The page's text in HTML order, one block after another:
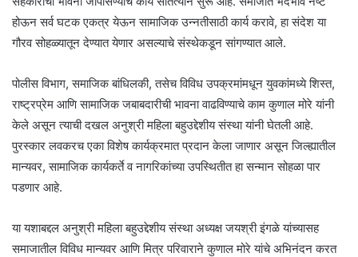
होऊन सर्व घटक एकत्र येऊन सामाजिक उन्नतीसाठी कार्य करावे, हा संदेश या
गौरव सोहळ्यातून देण्यात येणार असल्याचे संस्थेकडून सांगण्यात आले.
पोलीस विभाग, समाजिक बांधिलकी, तसेच विविध उपक्रमांमधून युवकांमध्ये शिस्त,
राष्ट्रप्रेम आणि सामाजिक जबाबदारीची भावना वाढविण्याचे काम कुणाल मोरे यांनी
केले असून त्याची दखल अनुश्री महिला बहुउद्देशीय संस्था यांनी घेतली आहे.
पुरस्कार लवकरच एका विशेष कार्यक्रमात प्रदान केला जाणार असून जिल्ह्यातील
मान्यवर, सामाजिक कार्यकर्ते व नागरिकांच्या उपस्थितीत हा सन्मान सोहळा पार
पडणार आहे.
या यशाबद्दल अनुश्री महिला बहुउद्देशीय संस्था अध्यक्ष जयश्री इंगळे यांच्यासह
समाजातील विविध मान्यवर आणि मित्र परिवाराने कुणाल मोरे यांचे अभिनंदन करत